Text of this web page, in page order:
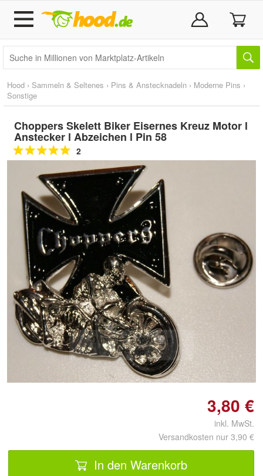
Hood › Sammeln & Seltenes › Pins & Anstecknadeln › Moderne Pins ›
Sonstige
Choppers Skelett Biker Eisernes Kreuz Motor l
Anstecker l Abzeichen l Pin 58
2
Doppelt antippen zum
vergrößern
3,80 €
inkl. MwSt.
Versandkosten nur 3,90 €
In den Warenkorb